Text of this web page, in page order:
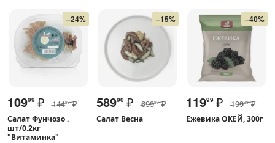
–24%
10999 ₽ 14499 ₽
Салат Фунчозо .
шт/0.2кг
"Витаминка"
–15%
58990 ₽ 69990 ₽
Салат Весна
–40%
11999 ₽ 19999 ₽
Ежевика ОКЕЙ, 300г